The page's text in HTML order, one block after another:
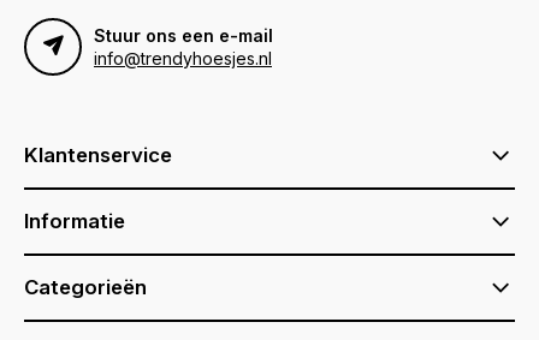
Stuur ons een e-mail
info@trendyhoesjes.nl
Klantenservice
Informatie
Categorieën